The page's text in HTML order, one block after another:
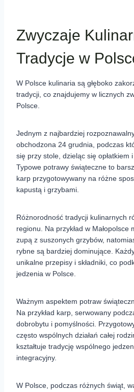
Zwyczaje
Tradycje w
W Polsce kulinaria są głęboko
tradycji, co znajdujemy w licznych
Polsce.
Jednym z najbardziej
obchodzona 24 grudnia, podczas
się przy stole, dzieląc się opłatkiem
Typowe potrawy świąteczne to
karp przygotowywany na różne
kapustą i grzybami.
Różnorodność tradycji kulinarnych
regionu. Na przykład w Małopolsce
zupą z suszonych grzybów,
rybne są bardziej dominujące.
unikalne przepisy i składniki, co
jedzenia w Polsce.
Ważnym aspektem potraw
Na przykład karp, serwowany
dobrobytu i pomyślności.
często wspólnych działań całej
kształtuje tradycję wspólnego
integracyjny.
W Polsce, podczas różnych świąt,